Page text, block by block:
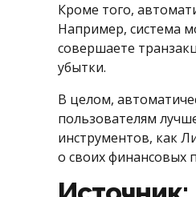
Кроме того,
Например, система
совершаете
убытки.
В целом,
пользователям
инструментов, как
о своих финансовых